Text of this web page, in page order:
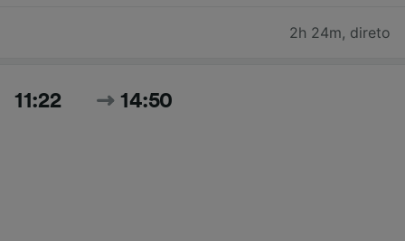
2h 24m, direto
11:22 14:50